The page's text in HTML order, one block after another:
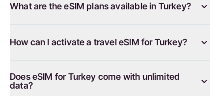
What are the eSIM plans available in Turkey?
How can I activate a travel eSIM for Turkey?
Does eSIM for Turkey come with unlimited
data?